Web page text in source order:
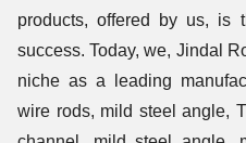
products, offered by us, is
success. Today, we, Jindal
niche as a leading
wire rods, mild steel angle,